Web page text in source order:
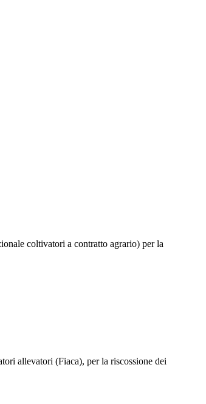
coltivatori a contratto agrario) per la
allevatori (Fiaca), per la riscossione dei